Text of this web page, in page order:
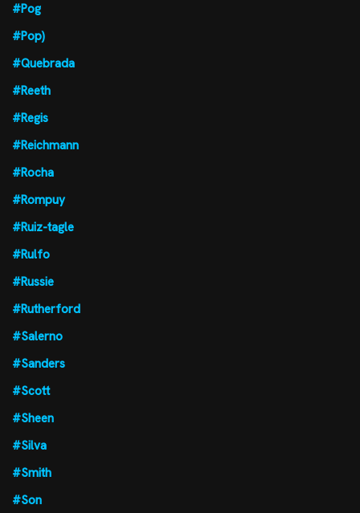
#Pog
#Pop)
#Quebrada
#Reeth
#Regis
#Reichmann
#Rocha
#Rompuy
#Ruiz-tagle
#Rulfo
#Russie
#Rutherford
#Salerno
#Sanders
#Scott
#Sheen
#Silva
#Smith
#Son